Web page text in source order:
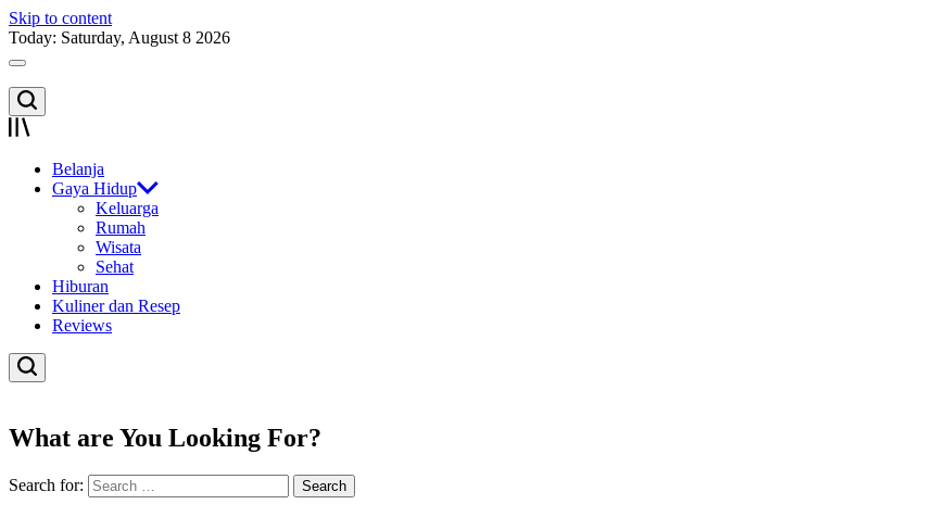
Skip to content
Today: Saturday, August 8 2026
Belanja
Gaya Hidup
Keluarga
Rumah
Wisata
Sehat
Hiburan
Kuliner dan Resep
Reviews
What are You Looking For?
Search for: